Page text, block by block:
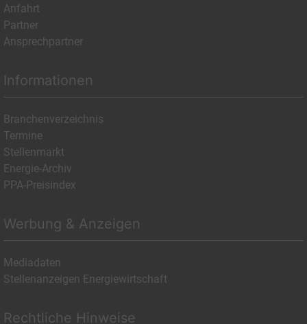
Anfahrt
Partner
Ansprechpartner
Informationen
Branchenverzeichnis
Termine
Stellenmarkt
Energie-Archiv
PPA-Preisindex
Werbung & Anzeigen
Mediadaten
Stellenanzeigen Energiewirtschaft
Rechtliche Hinweise